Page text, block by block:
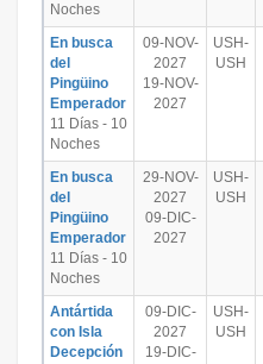
Noches
En busca
del
Pingüino
Emperador
11 Días - 10
Noches
09-NOV-
2027
19-NOV-
2027
USH-
USH
En busca
del
Pingüino
Emperador
11 Días - 10
Noches
29-NOV-
2027
09-DIC-
2027
USH-
USH
Antártida
con Isla
Decepción
09-DIC-
2027
19-DIC-
USH-
USH